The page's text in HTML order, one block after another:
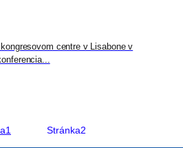
centre v Lisabone v
1 Stránka2